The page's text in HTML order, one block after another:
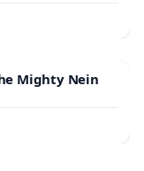
Mighty Nein